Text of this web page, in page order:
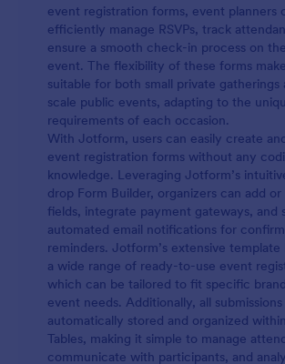
event registration forms, event planners
efficiently manage RSVPs, track
ensure a smooth check-in process on
event. The flexibility of these forms
suitable for both small private gatherings
scale public events, adapting to the
requirements of each occasion.
With Jotform, users can easily create
event registration forms without any
knowledge. Leveraging Jotform’s
drop Form Builder, organizers can add
fields, integrate payment gateways, and
automated email notifications for
reminders. Jotform’s extensive template
a wide range of ready-to-use event
which can be tailored to fit specific
event needs. Additionally, all submissions
automatically stored and organized
Tables, making it simple to manage
communicate with participants, and